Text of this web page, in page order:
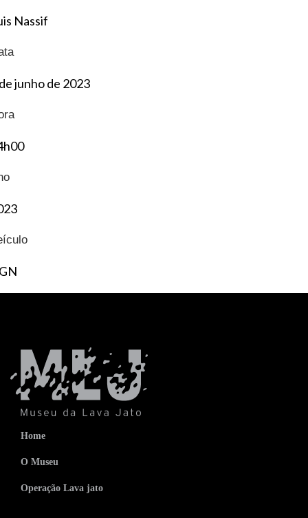
Nassif
junho de 2023
Home
O Museu
Operação Lava jato